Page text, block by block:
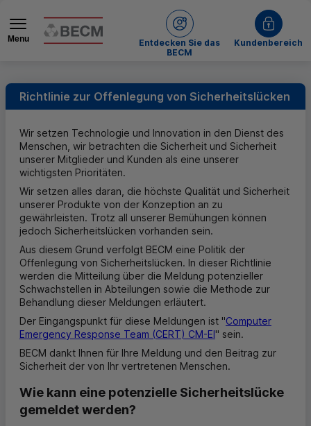
Menu
Entdecken Sie das
BECM
bei BECM Kundenbereich
Richtlinie zur Offenlegung von Sicherheitslücken
Wir setzen Technologie und Innovation in den Dienst des
Menschen, wir betrachten die Sicherheit und Sicherheit
unserer Mitglieder und Kunden als eine unserer
wichtigsten Prioritäten.
Wir setzen alles daran, die höchste Qualität und Sicherheit
unserer Produkte von der Konzeption an zu
gewährleisten. Trotz all unserer Bemühungen können
jedoch Sicherheitslücken vorhanden sein.
Aus diesem Grund verfolgt BECM eine Politik der
Offenlegung von Sicherheitslücken. In dieser Richtlinie
werden die Mitteilung über die Meldung potenzieller
Schwachstellen in Abteilungen sowie die Methode zur
Behandlung dieser Meldungen erläutert.
Der Eingangspunkt für diese Meldungen ist "Computer
Emergency Response Team (CERT) CM-EI" sein.
BECM dankt Ihnen für Ihre Meldung und den Beitrag zur
Sicherheit der von Ihr vertretenen Menschen.
Wie kann eine potenzielle Sicherheitslücke
gemeldet werden?